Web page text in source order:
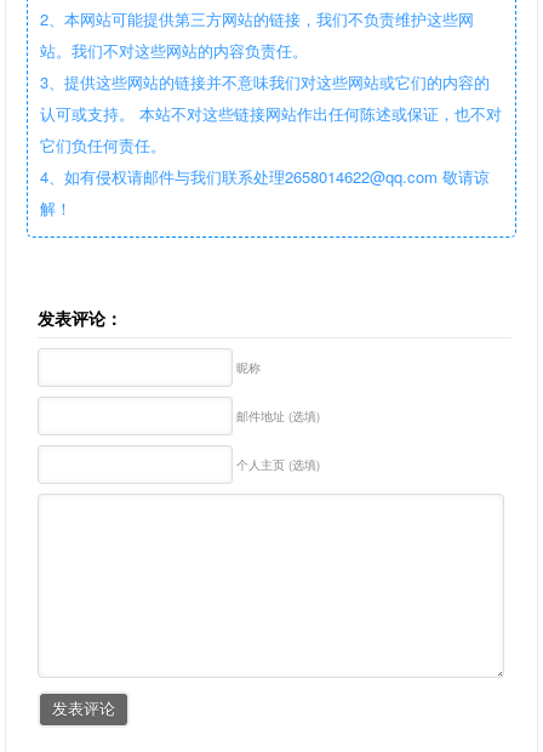
2、本网站可能提供第三方网站的链接，我们不负责维护这些网
站。我们不对这些网站的内容负责任。
3、提供这些网站的链接并不意味我们对这些网站或它们的内容的
认可或支持。 本站不对这些链接网站作出任何陈述或保证，也不对
它们负任何责任。
4、如有侵权请邮件与我们联系处理2658014622@qq.com 敬请谅
解！
发表评论：
昵称
邮件地址 (选填)
个人主页 (选填)